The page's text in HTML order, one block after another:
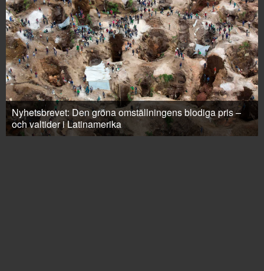
Nyhetsbrevet: Den gröna omställningens blodiga pris –
och valtider i Latinamerika